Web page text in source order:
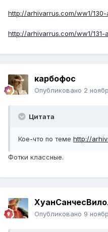
http://arhivarrus.com/ww1/130-
http://arhivarrus.com/ww1/131-
карбофос
Опубликовано 2
Цитата
Кое-что по теме http://
Фотки классные.
Опубликовано 9